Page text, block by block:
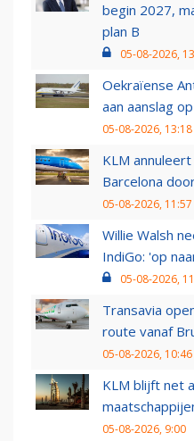
begin 2027,
plan B
05-08-2026,
Oekraïense
aan aanslag
05-08-2026, 13:18
KLM
Barcelona
05-08-2026, 11:57
Willie Walsh
IndiGo: 'op
05-08-2026,
Transavia
route vanaf
05-08-2026, 10:46
KLM blijft net
05-08-2026, 9:00